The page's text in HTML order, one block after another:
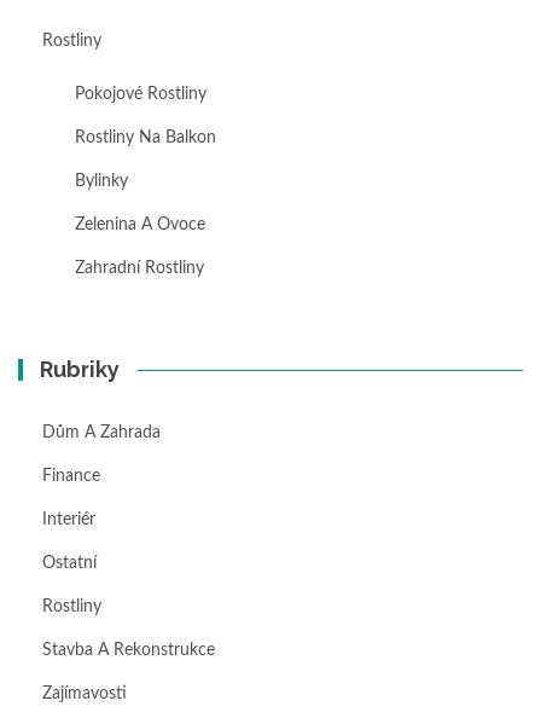
Rostliny
Pokojové Rostliny
Rostliny Na Balkon
Bylinky
Zelenina A Ovoce
Zahradní Rostliny
Rubriky
Dům A Zahrada
Finance
Interiér
Ostatní
Rostliny
Stavba A Rekonstrukce
Zajímavosti